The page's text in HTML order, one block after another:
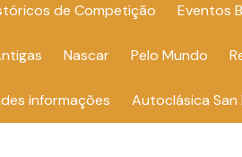
de Competição Eventos
Nascar Pelo Mundo
informações Autoclásica